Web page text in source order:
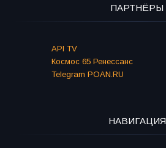
ПАРТНЁРЫ
API TV
Космос 65 Ренессанс
Telegram POAN.RU
НАВИГАЦИЯ